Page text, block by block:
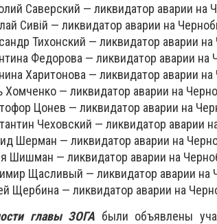
Саверский — ликвидатор аварии на
Сивій — ликвидатор аварии на
Тихонский — ликвидатор аварии
Федорова — ликвидатор аварии на
Харитонова — ликвидатор аварии
Хомченко — ликвидатор аварии на
Цонев — ликвидатор аварии на
Чеховский — ликвидатор аварии
Шерман — ликвидатор аварии на
Шишман — ликвидатор аварии на
Щасливый — ликвидатор аварии на
Щербина — ликвидатор аварии на
главы ЗОГА были объявлены